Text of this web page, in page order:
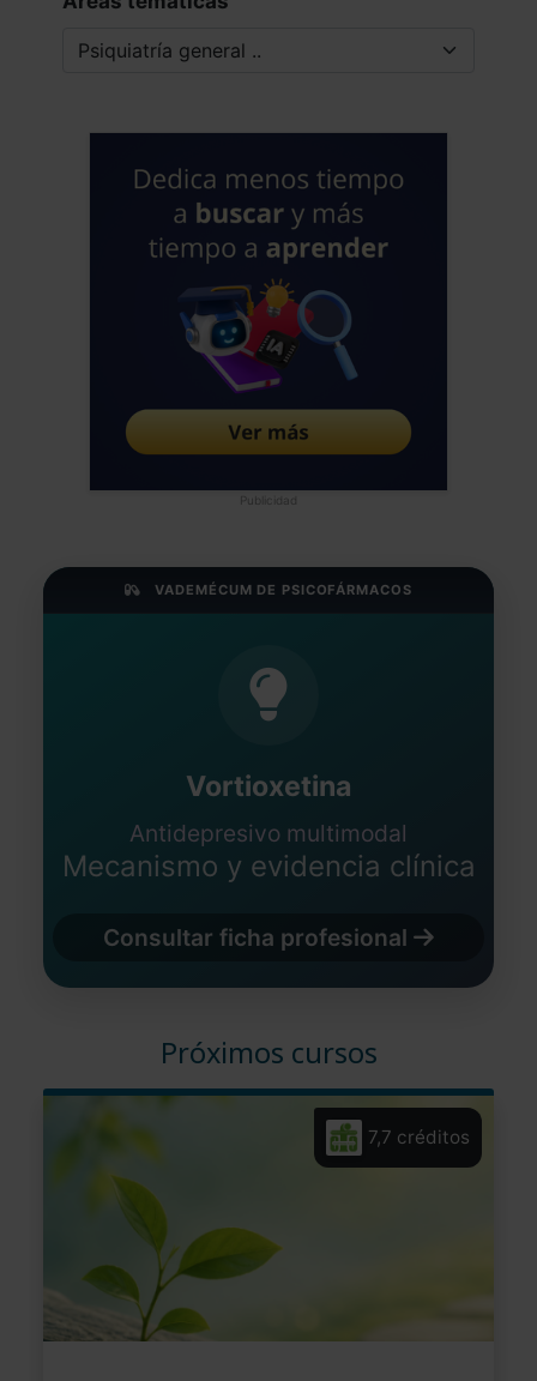
Publicidad
VADEMÉCUM DE PSICOFÁRMACOS
Vortioxetina
Antidepresivo multimodal
Mecanismo y evidencia clínica
Consultar ficha profesional
Próximos cursos
7,7 créditos